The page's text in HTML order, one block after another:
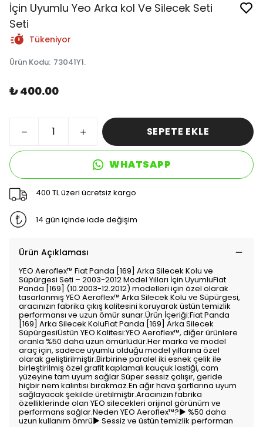
İçin Uyumlu Yeo Arka kol Ve Silecek Seti
Seti
Tükeniyor
Ürün Kodu: 73041Y1.
₺ 400.00
SEPETE EKLE
WHATSAPP
400 TL üzeri ücretsiz kargo
14 gün içinde iade değişim
Ürün Açıklaması
YEO Aeroflex™️ Fiat Panda [169] Arka Silecek Kolu ve
Süpürgesi Seti – 2003-2012 Model Yılları İçin UyumluFiat
Panda [169] (10.2003-12.2012) modelleri için özel olarak
tasarlanmış YEO Aeroflex™️ Arka Silecek Kolu ve Süpürgesi,
aracınızın fabrika çıkış kalitesini koruyarak üstün temizlik
performansı ve uzun ömür sunar.Ürün İçeriği:Fiat Panda
[169] Arka Silecek KoluFiat Panda [169] Arka Silecek
SüpürgesiÜstün YEO Kalitesi:YEO Aeroflex™️, diğer ürünlere
oranla %50 daha uzun ömürlüdür.Her marka ve model
araç için, sadece uyumlu olduğu model yıllarına özel
olarak geliştirilmiştir.Birbirine paralel iki esnek çelik ile
birleştirilmiş özel grafit kaplamalı kauçuk lastiği, cam
yüzeyine tam uyum sağlar.Süper sessiz çalışır, geride
hiçbir nem kalıntısı bırakmaz.En ağır hava şartlarına uyum
sağlayacak şekilde üretilmiştir.Aracınızın fabrika
özelliklerinde olan YEO silecekleri orijinal görünüm ve
performans sağlar.Neden YEO Aeroflex™️?▶ %50 daha
uzun kullanım ömrü▶ Sessiz ve üstün temizlik performan